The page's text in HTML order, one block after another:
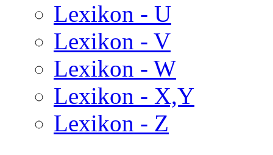
Lexikon - U
Lexikon - V
Lexikon - W
Lexikon - X,Y
Lexikon - Z